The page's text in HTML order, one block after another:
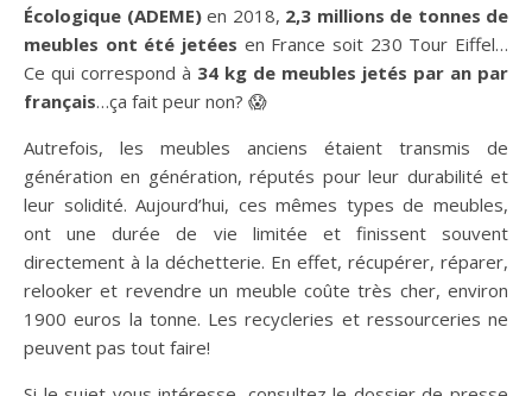
Écologique (ADEME)en 2018, 2,3 millions de tonnes de
meubles ont été jetées en France soit 230 Tour Eiffel…
Ce qui correspond à 34 kg de meubles jetés par an par
français…ça fait peur non? 😱
Autrefois, les meubles anciens étaient transmis de
génération en génération, réputés pour leur durabilité et
leur solidité. Aujourd’hui, ces mêmes types de meubles,
ont une durée de vie limitée et finissent souvent
directement à la déchetterie. En effet, récupérer, réparer,
relooker et revendre un meuble coûte très cher, environ
1900 euros la tonne. Les recycleries et ressourceries ne
peuvent pas tout faire!